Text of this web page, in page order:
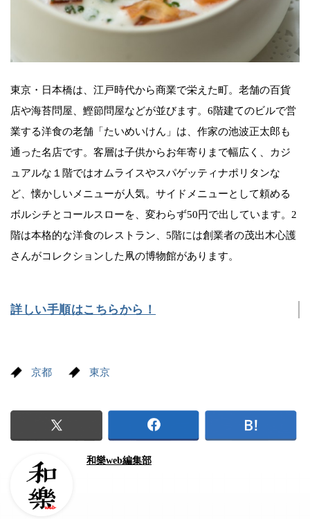
東京・日本橋は、江戸時代から商業で栄えた町。老舗の百貨
店や海苔問屋、鰹節問屋などが並びます。6階建てのビルで営
業する洋食の老舗「たいめいけん」は、作家の池波正太郎も
通った名店です。客層は子供からお年寄りまで幅広く、カジ
ュアルな１階ではオムライスやスパゲッティナポリタンな
ど、懐かしいメニューが人気。サイドメニューとして頼める
ボルシチとコールスローを、変わらず50円で出しています。2
階は本格的な洋食のレストラン、5階には創業者の茂出木心護
さんがコレクションした凧の博物館があります。
詳しい手順はこちらから！
京都 東京
和樂web編集部